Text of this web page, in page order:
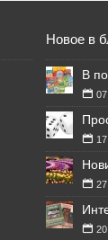
Новое в